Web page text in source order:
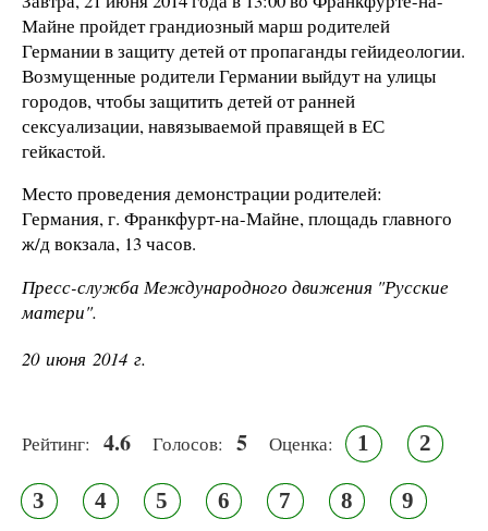
Майне пройдет грандиозный марш родителей
Германии в защиту детей от пропаганды гейидеологии.
Возмущенные родители Германии выйдут на улицы
городов, чтобы защитить детей от ранней
сексуализации, навязываемой правящей в ЕС
гейкастой.
Место проведения демонстрации родителей:
Германия, г. Франкфурт-на-Майне, площадь главного
ж/д вокзала, 13 часов.
Пресс-служба Международного движения "Русские
матери".
20 июня 2014 г.
Рейтинг: 4.6 Голосов: 5 Оценка: 1 2
3 4 5 6 7 8 9